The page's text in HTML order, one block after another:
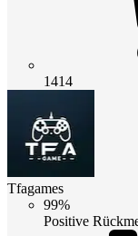
1414
Tfagames
99%
Positive